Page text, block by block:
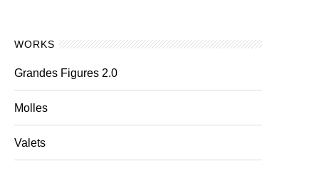
WORKS
Grandes Figures 2.0
Molles
Valets